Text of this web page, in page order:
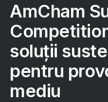
AmCham
soluții
pentru
mediu